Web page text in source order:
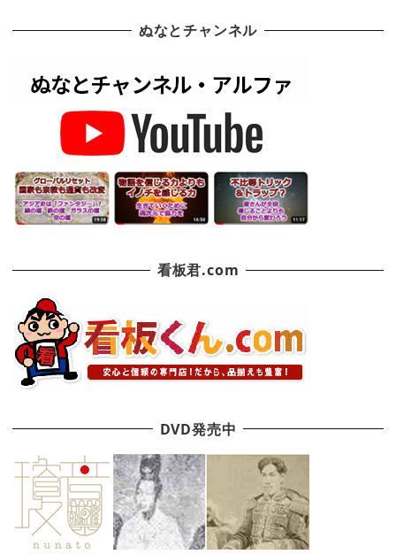
ぬなとチャンネル
看板君.com
DVD発売中